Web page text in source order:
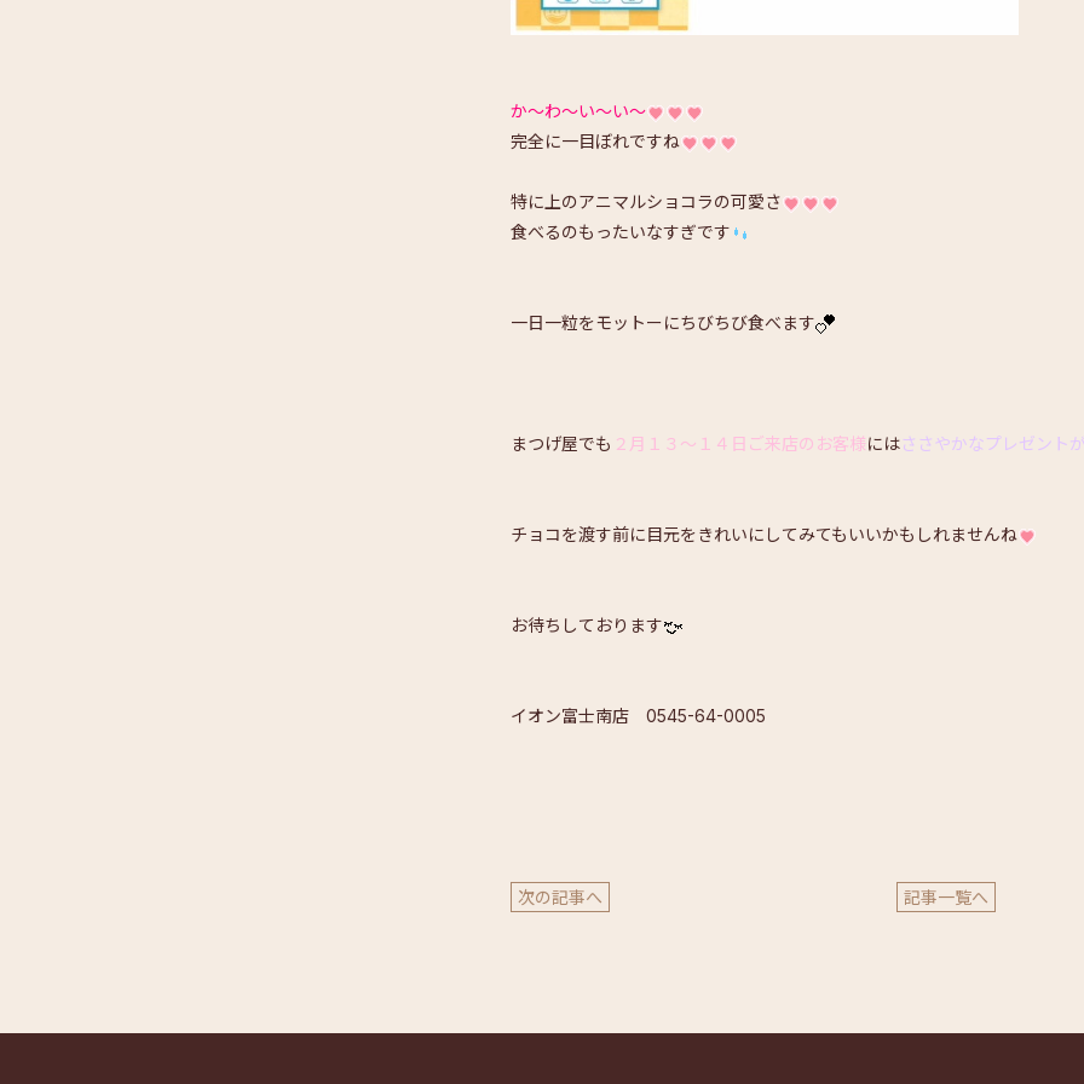
か～わ～い～い～
完全に一目ぼれですね
特に上のアニマルショコラの可愛さ
食べるのもったいなすぎです
一日一粒をモットーにちびちび食べます
まつげ屋でも ２月１３～１４日ご来店のお客様にはささやかなプレゼント
チョコを渡す前に目元をきれいにしてみてもいいかもしれませんね
お待ちしております
イオン富士南店 0545-64-0005
次の記事へ 記事一覧へ